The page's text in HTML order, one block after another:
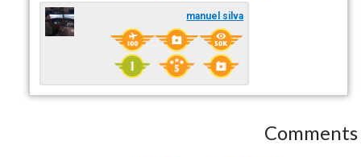
manuel silva
Comments